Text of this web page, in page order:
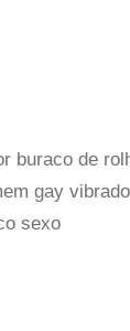
buraco de
gay
sexo